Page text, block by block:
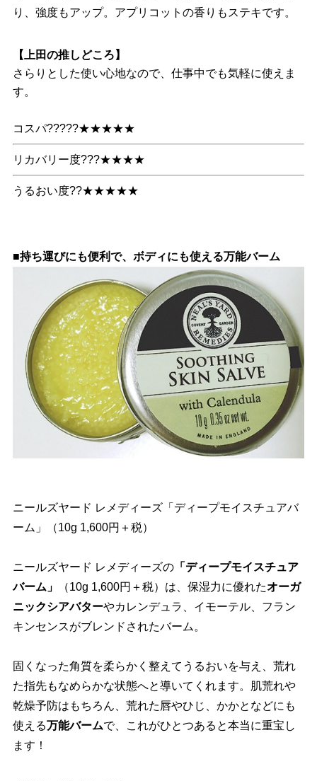
り、強度もアップ。アプリコットの香りもステキです。
【上田の推しどころ】
さらりとした使い心地なので、仕事中でも気軽に使えま
す。
コスパ?????★★★★★
リカバリー度???★★★★
うるおい度??★★★★★
■持ち運びにも便利で、ボディにも使える万能バーム
ニールズヤード レメディーズ「ディープモイスチュアバ
ーム」（10g 1,600円＋税）
ニールズヤード レメディーズの「ディープモイスチュア
バーム」
（10g 1,600円＋税）は、保湿力に優れたオーガ
ニックシアバターカレンデュラ、イモーテル、フラン
キンセンスがブレンドされたバーム。
固くなった角質を柔らかく整えてうるおいを与え、荒れ
た指先もなめらかな状態へと導いてくれます。肌荒れ
乾燥予防はもちろん、荒れた唇やひじ、かかとなどにも
使える万能バームで、これがひとつあると本当に重宝し
ます！